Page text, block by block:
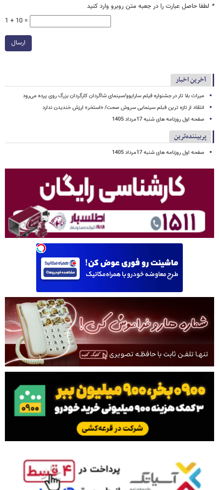
* لطفا حاصل عبارت را در جعبه متن روبرو وارد کنید
1 + 10 =
ارسال
آخرین اخبار
میراث بلا تار در جشنواره فیلم سارایوو/سینمای شاگردان کارگردان بزرگ روی پرده می‌رود
انتقاد از تازه ترین فبلم سینمایی سروش صحت/ «استخر» ارزش خندیدن ندارد
صفحه اول روزنامه های شنبه 17مرداد 1405
پربیننده‌ترین
صفحه اول روزنامه های شنبه 17مرداد 1405